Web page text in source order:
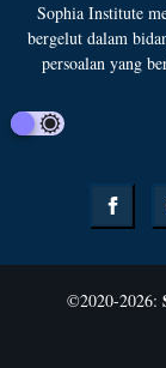
Sophia Institute
bergelut dalam
persoalan yang
©2020-2026: